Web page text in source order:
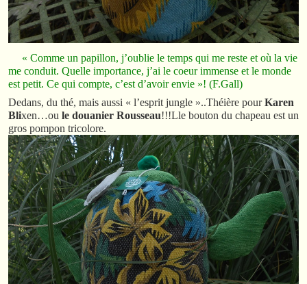
« Comme un papillon, j’oublie le temps qui me reste et où la vie
me conduit. Quelle importance, j’ai le coeur immense et le monde
est petit. Ce qui compte, c’est d’avoir envie »! (F.Gall)
Dedans, du thé, mais aussi « l’esprit jungle »..Théière pourKaren
Blixen…ou le douanier Rousseau!!!Lle bouton du chapeau est un
gros pompon tricolore.